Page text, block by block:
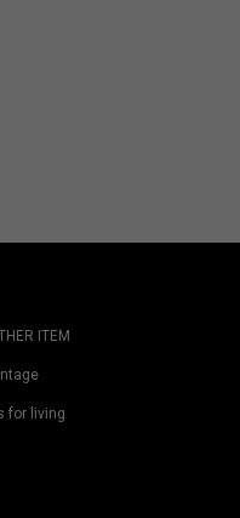
ITEM
for living